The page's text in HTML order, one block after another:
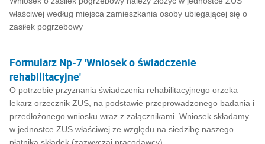
właściwej według miejsca zamieszkania osoby ubiegającej się o
zasiłek pogrzebowy
Formularz Np-7 'Wniosek o świadczenie
rehabilitacyjne'
O potrzebie przyznania świadczenia rehabilitacyjnego orzeka
lekarz orzecznik ZUS, na podstawie przeprowadzonego badania i
przedłożonego wniosku wraz z załącznikami. Wniosek składamy
w jednostce ZUS właściwej ze względu na siedzibę naszego